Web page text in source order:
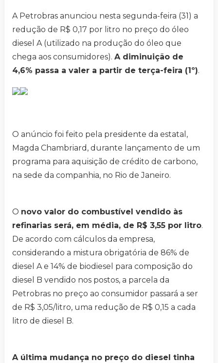
A Petrobras anunciou nesta segunda-feira (31) a
redução de R$ 0,17 por litro no preço do óleo
diesel A (utilizado na produção do óleo que
chega aos consumidores). A diminuição de
4,6% passa a valer a partir de terça-feira (1º).
O anúncio foi feito pela presidente da estatal,
Magda Chambriard, durante lançamento de um
programa para aquisição de crédito de carbono,
na sede da companhia, no Rio de Janeiro.
O novo valor do combustível vendido às
refinarias será, em média, de R$ 3,55 por litro.
De acordo com cálculos da empresa,
considerando a mistura obrigatória de 86% de
diesel A e 14% de biodiesel para composição do
diesel B vendido nos postos, a parcela da
Petrobras no preço ao consumidor passará a ser
de R$ 3,05/litro, uma redução de R$ 0,15 a cada
litro de diesel B.
A última mudança no preço do diesel tinha